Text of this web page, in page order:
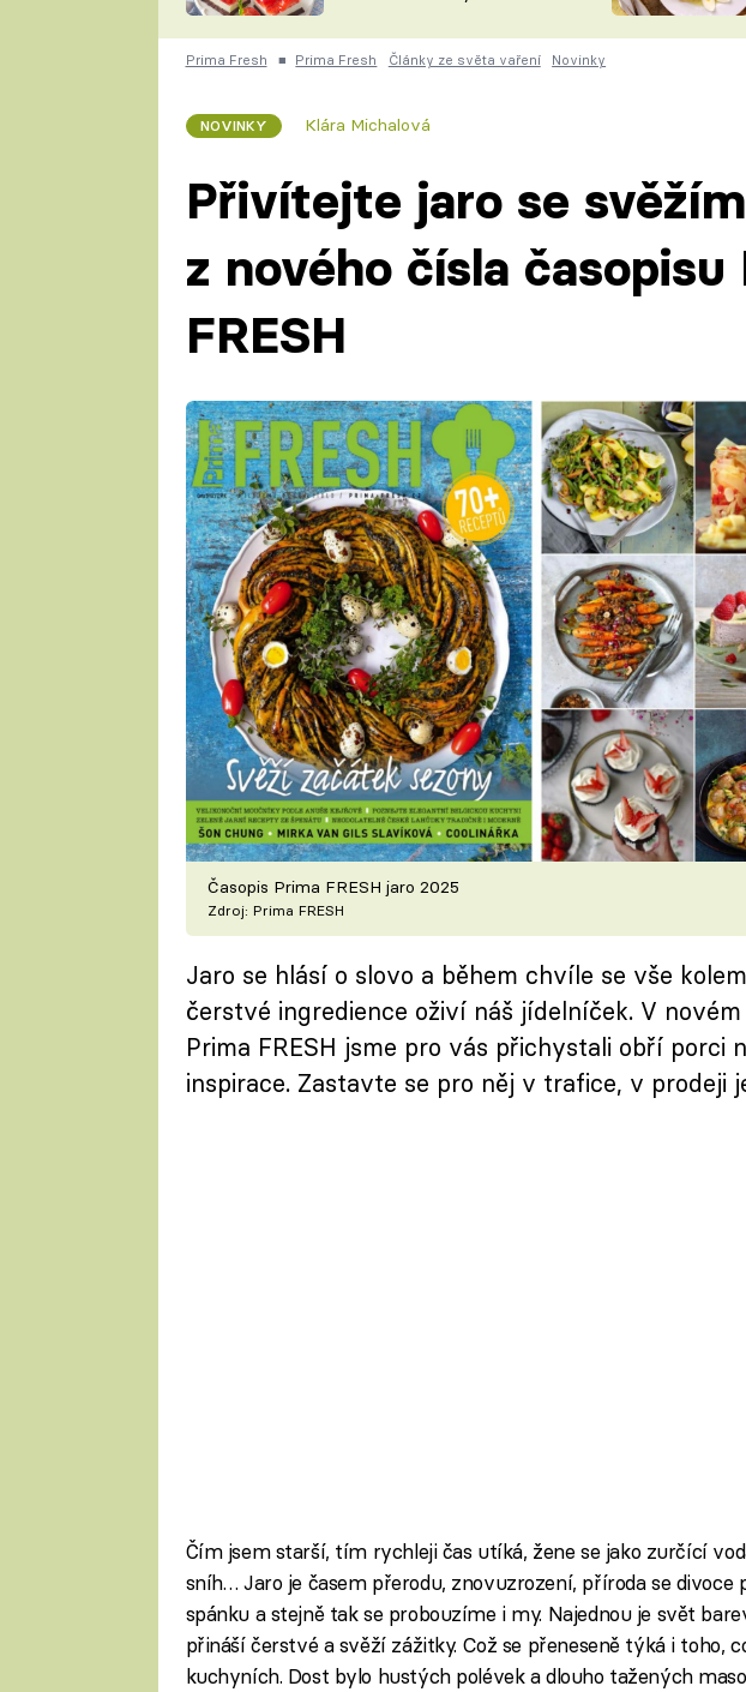
ČESKO NA TALÍŘI
KUCHAŘKA
Prima Fresh ■ Prima Fresh Články ze světa vaření Novinky
NOVINKY Klára Michalová
Přivítejte jaro se
z nového čísla časopisu
FRESH
Časopis Prima FRESH jaro 2025
Zdroj: Prima FRESH
Jaro se hlásí o slovo a během chvíle se vše
čerstvé ingredience oživí náš jídelníček. V
Prima FRESH jsme pro vás přichystali obří porci
inspirace. Zastavte se pro něj v trafice, v prodeji
Čím jsem starší, tím rychleji čas utíká, žene se jako zurčící
sníh… Jaro je časem přerodu, znovuzrození, příroda se divoce
spánku a stejně tak se probouzíme i my. Najednou je svět
přináší čerstvé a svěží zážitky. Což se přeneseně týká i toho,
kuchyních. Dost bylo hustých polévek a dlouho tažených